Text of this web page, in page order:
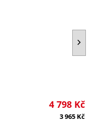
4 798 Kč
3 965 Kč